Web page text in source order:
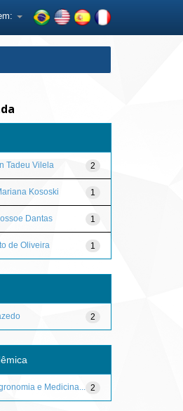
2
Tadeu Vilela
1
Kososki
1
Dantas
1
de Oliveira
2
2
e Medicina...